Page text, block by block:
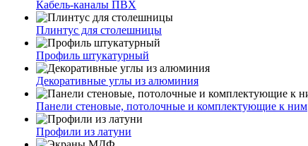
Кабель-каналы ПВХ
Плинтус для столешницы
Профиль штукатурный
Декоративные углы из алюминия
Панели стеновые, потолочные и комплектующие к ним
Профили из латуни